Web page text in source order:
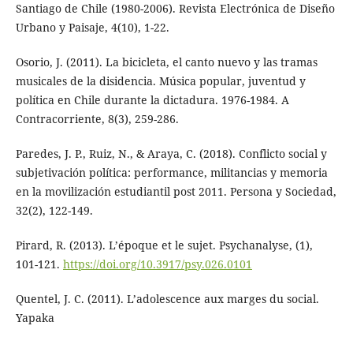
Santiago de Chile (1980-2006). Revista Electrónica de Diseño
Urbano y Paisaje, 4(10), 1-22.
Osorio, J. (2011). La bicicleta, el canto nuevo y las tramas
musicales de la disidencia. Música popular, juventud y
política en Chile durante la dictadura. 1976-1984. A
Contracorriente, 8(3), 259-286.
Paredes, J. P., Ruiz, N., & Araya, C. (2018). Conflicto social y
subjetivación política: performance, militancias y memoria
en la movilización estudiantil post 2011. Persona y Sociedad,
32(2), 122-149.
Pirard, R. (2013). L’époque et le sujet. Psychanalyse, (1),
101-121. https://doi.org/10.3917/psy.026.0101
Quentel, J. C. (2011). L’adolescence aux marges du social.
Yapaka